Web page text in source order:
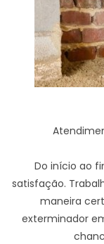
Do início ao
satisfação.
maneira
exterminador